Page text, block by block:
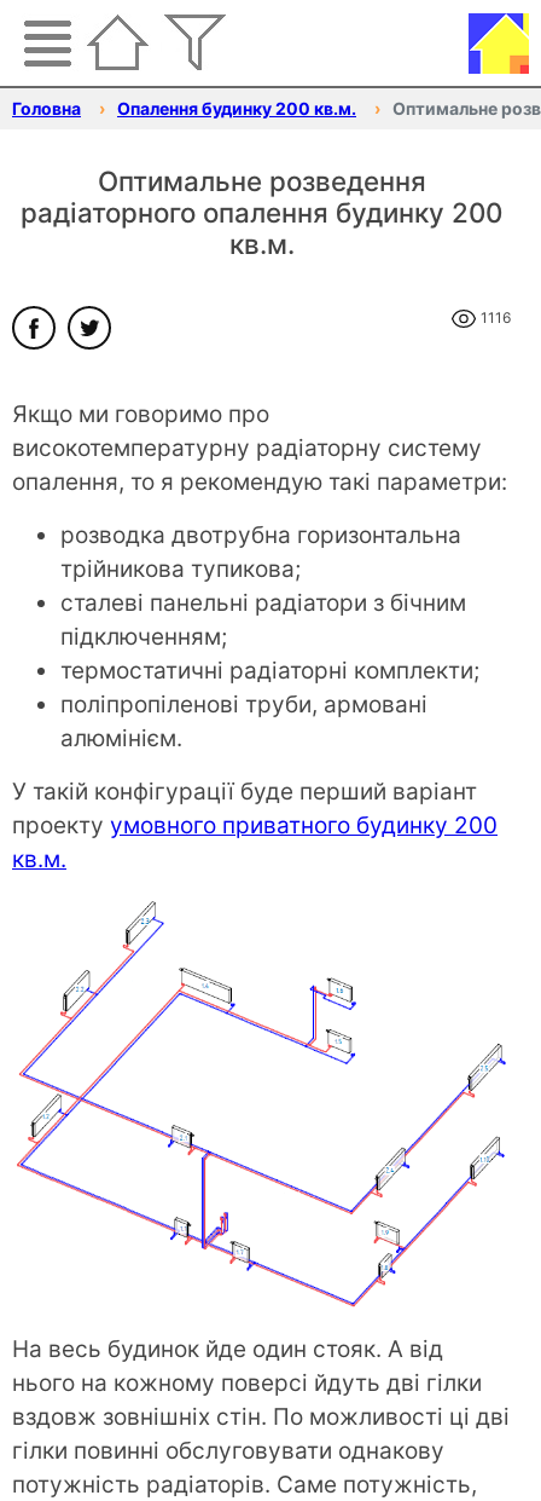
Головна Опалення будинку 200 кв.м. Оптимальне
Оптимальне розведення
радіаторного опалення будинку 200
кв.м.
1116
Якщо ми говоримо про
високотемпературну радіаторну систему
опалення, то я рекомендую такі параметри:
розводка двотрубна горизонтальна
трійникова тупикова;
сталеві панельні радіатори з бічним
підключенням;
термостатичні радіаторні комплекти;
поліпропіленові труби, армовані
алюмінієм.
У такій конфігурації буде перший варіант
проекту умовного приватного будинку 200
кв.м.
На весь будинок йде один стояк. А від
нього на кожному поверсі йдуть дві гілки
вздовж зовнішніх стін. По можливості ці дві
гілки повинні обслуговувати однакову
потужність радіаторів. Саме потужність,